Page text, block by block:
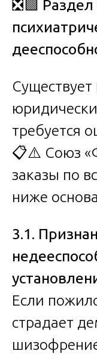
❎🟩 Раздел
требуется
📋⚠️ Союз
заказы по
ниже
3.1.
Если
страдает